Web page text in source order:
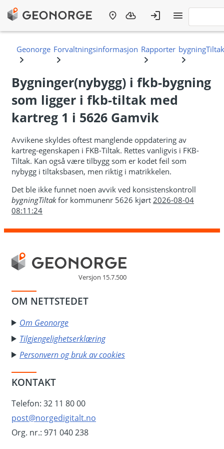
Bygninger(nybygg) i fkb-bygning
som ligger i fkb-tiltak med
kartreg 1 i 5626 Gamvik
Avvikene skyldes oftest manglende oppdatering av
kartreg-egenskapen i FKB-Tiltak. Rettes vanligvis i FKB-
Tiltak. Kan også være tilbygg som er kodet feil som
nybygg i tiltaksbasen, men riktig i matrikkelen.
Det ble ikke funnet noen avvik ved konsistenskontroll
bygningTiltakfor kommunenr 5626 kjørt 2026-08-04
08:11:24